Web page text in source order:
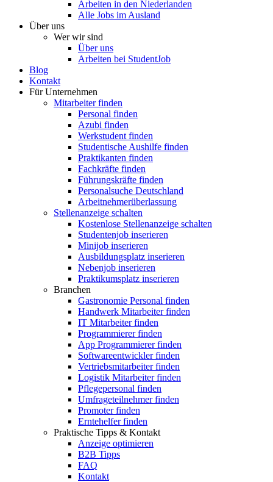
Arbeiten in den Niederlanden
Alle Jobs im Ausland
Über uns
Wer wir sind
Über uns
Arbeiten bei StudentJob
Blog
Kontakt
Für Unternehmen
Mitarbeiter finden
Personal finden
Azubi finden
Werkstudent finden
Studentische Aushilfe finden
Praktikanten finden
Fachkräfte finden
Führungskräfte finden
Personalsuche Deutschland
Arbeitnehmerüberlassung
Stellenanzeige schalten
Kostenlose Stellenanzeige schalten
Studentenjob inserieren
Minijob inserieren
Ausbildungsplatz inserieren
Nebenjob inserieren
Praktikumsplatz inserieren
Branchen
Gastronomie Personal finden
Handwerk Mitarbeiter finden
IT Mitarbeiter finden
Programmierer finden
App Programmierer finden
Softwareentwickler finden
Vertriebsmitarbeiter finden
Logistik Mitarbeiter finden
Pflegepersonal finden
Umfrageteilnehmer finden
Promoter finden
Erntehelfer finden
Praktische Tipps & Kontakt
Anzeige optimieren
B2B Tipps
FAQ
Kontakt